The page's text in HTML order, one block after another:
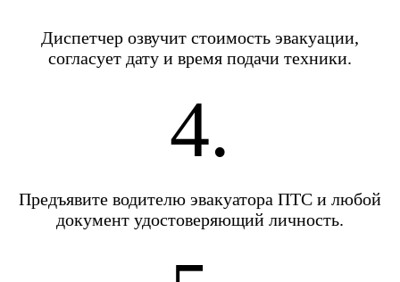
Диспетчер озвучит стоимость эвакуации,
согласует дату и время подачи техники.
4.
Предъявите водителю эвакуатора ПТС и любой
документ удостоверяющий личность.